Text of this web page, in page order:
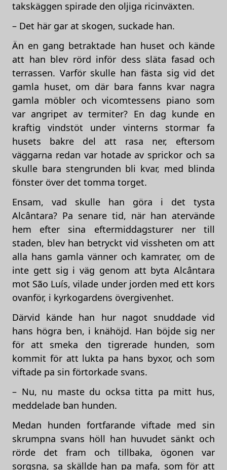
takskäggen spirade den oljiga ricinväxten.
– Det här gar at skogen, suckade han.
Än en gang betraktade han huset och kände
att han blev rörd inför dess släta fasad och
terrassen. Varför skulle han fästa sig vid det
gamla huset, om där bara fanns kvar nagra
gamla möbler och vicomtessens piano som
var angripet av termiter? En dag kunde en
kraftig vindstöt under vinterns stormar fa
husets bakre del att rasa ner, eftersom
väggarna redan var hotade av sprickor och sa
skulle bara stengrunden bli kvar, med blinda
fönster över det tomma torget.
Ensam, vad skulle han göra i det tysta
Alcântara? Pa senare tid, när han atervände
hem efter sina eftermiddagsturer ner till
staden, blev han betryckt vid vissheten om att
alla hans gamla vänner och kamrater, om de
inte gett sig i väg genom att byta Alcântara
mot São Luís, vilade under jorden med ett kors
ovanför, i kyrkogardens övergivenhet.
Därvid kände han hur nagot snuddade vid
hans högra ben, i knähöjd. Han böjde sig ner
för att smeka den tigrerade hunden, som
kommit för att lukta pa hans byxor, och som
viftade pa sin förtorkade svans.
– Nu, nu maste du ocksa titta pa mitt hus,
meddelade ban hunden.
Medan hunden fortfarande viftade med sin
skrumpna svans höll han huvudet sänkt och
rörde det fram och tillbaka, ögonen var
sorgsna, sa skällde han pa mafa, som för att